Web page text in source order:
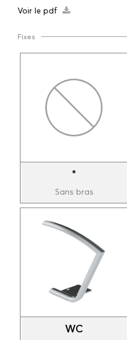
Voir le pdf
Fixes
*
Sans bras
WC